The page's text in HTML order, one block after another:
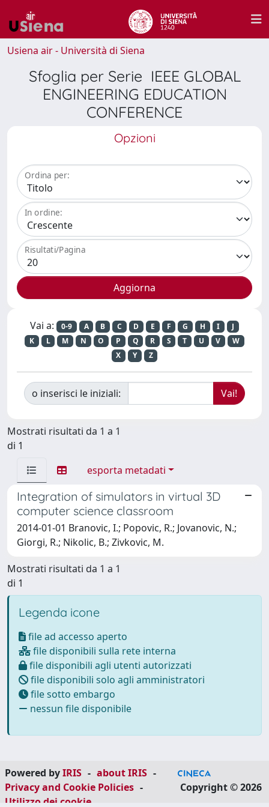
Usiena air - Università di Siena
Sfoglia per Serie IEEE GLOBAL
ENGINEERING EDUCATION
CONFERENCE
Opzioni
Ordina per:
In ordine:
Risultati/Pagina
Vai a: 0-9 A B C D E F G H I
J
K
L M N O P Q R S T U V
W
X
Y Z
o inserisci le iniziali:
Mostrati risultati da 1 a 1
di 1
esporta metadati
Integration of simulators in virtual 3D
computer science classroom
2014-01-01 Branovic, I.; Popovic, R.; Jovanovic, N.;
Giorgi, R.; Nikolic, B.; Zivkovic, M.
Mostrati risultati da 1 a 1
di 1
Legenda icone
file ad accesso aperto
file disponibili sulla rete interna
file disponibili agli utenti autorizzati
file disponibili solo agli amministratori
file sotto embargo
nessun file disponibile
Powered byIRIS - about IRIS -
Privacy and Cookie Policies -
Utilizzo dei cookie
Copyright © 2026